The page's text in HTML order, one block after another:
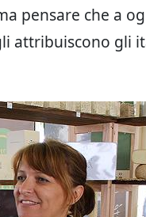
pensare che a
attribuiscono gli